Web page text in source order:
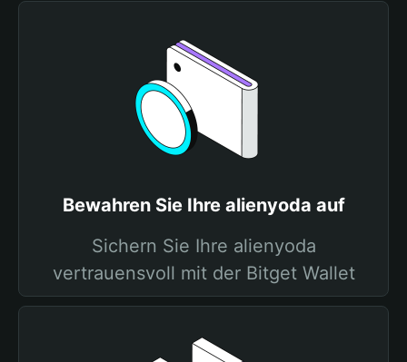
Bewahren Sie Ihre alienyoda auf
Sichern Sie Ihre alienyoda
vertrauensvoll mit der Bitget Wallet